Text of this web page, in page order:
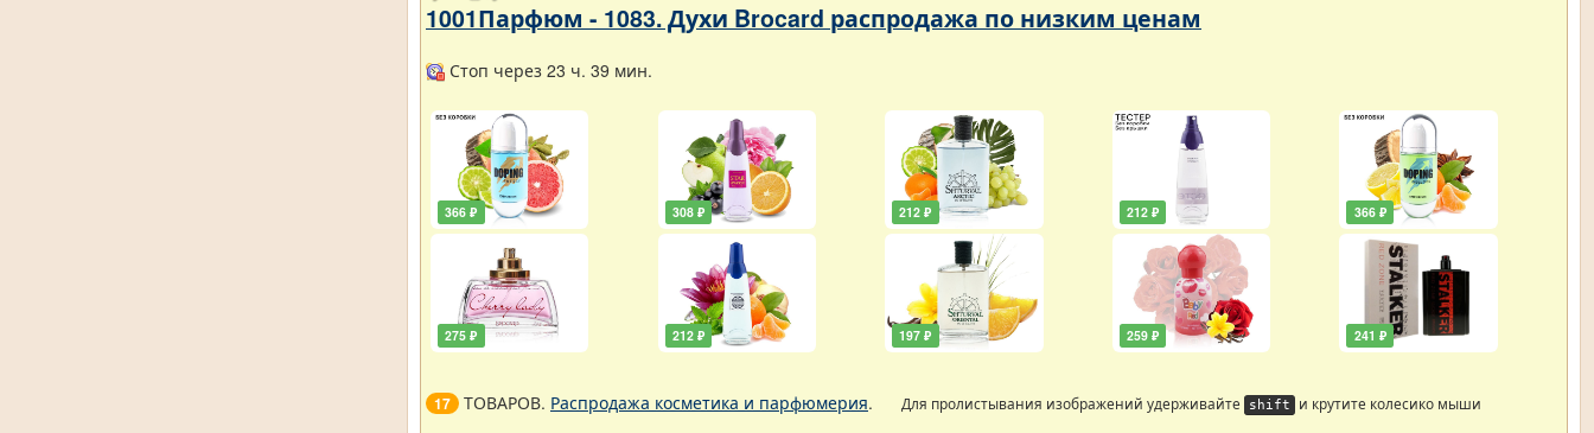
1001Парфюм - 1083. Духи Brocard распродажа по низким ценам
Стоп через 23 ч. 39 мин.
366 ₽
275 ₽
308 ₽
212 ₽
212 ₽
197 ₽
212 ₽
259 ₽
366 ₽
241 ₽
17 ТОВАРОВ. Распродажа косметика и парфюмерия. Для пролистывания изображений удерживайте shift и крутите колесико мыши